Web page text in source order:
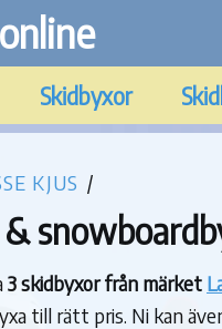
Skidbyxor
KJUS /
3 skidbyxor från märket
till rätt pris. Ni kan